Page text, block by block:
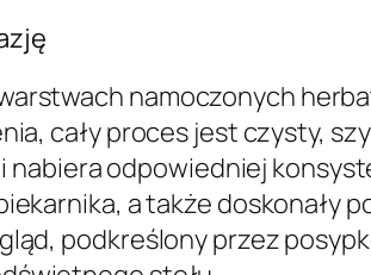
namoczonych
cały proces jest czysty,
odpowiedniej
a także doskonały
podkreślony przez